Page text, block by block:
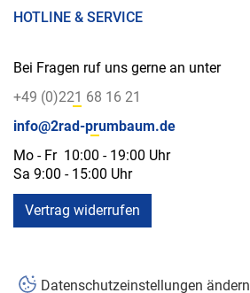
HOTLINE & SERVICE
Bei Fragen ruf uns gerne an unter
+49 (0)221 68 16 21
info@2rad-prumbaum.de
Mo - Fr 10:00 - 19:00 Uhr
Sa 9:00 - 15:00 Uhr
Vertrag widerrufen
Datenschutzeinstellungen ändern